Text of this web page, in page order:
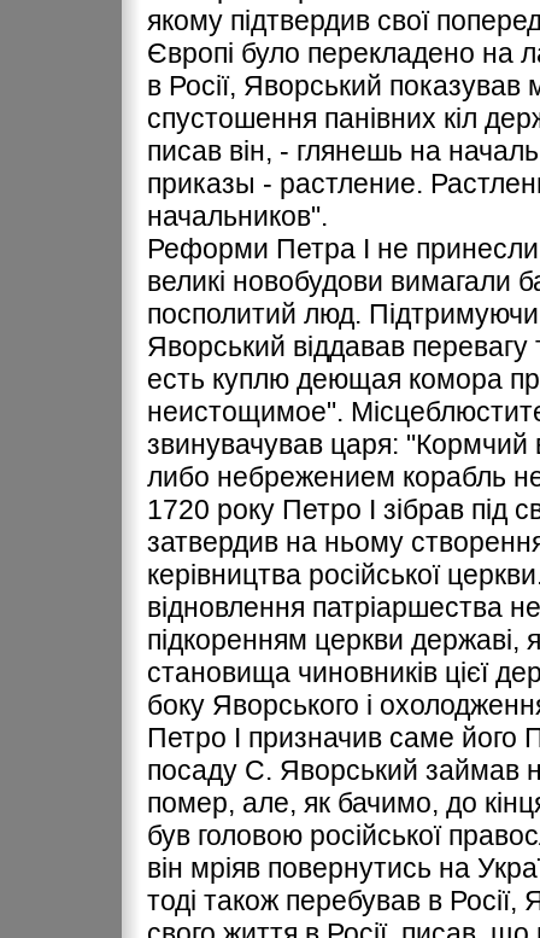
якому підтвердив свої
Європі було перекладено на
в Росії, Яворський
спустошення панівних кіл
писав він, - глянешь на
приказы - растление.
начальников".
Реформи Петра І не принесли
великі новобудови вимагали
посполитий люд. Підтримуючи
Яворський віддавав
есть куплю деющая комора
неистощимое".
звинувачував царя: "Кормчий
либо небрежением корабль
1720 року Петро І зібрав під
затвердив на ньому
керівництва російської
відновлення патріаршества
підкоренням церкви державі,
становища чиновників цієї
боку Яворського і
Петро І призначив саме
посаду С. Яворський займав
помер, але, як бачимо, до
був головою російської
він мріяв повернутись на
тоді також перебував в